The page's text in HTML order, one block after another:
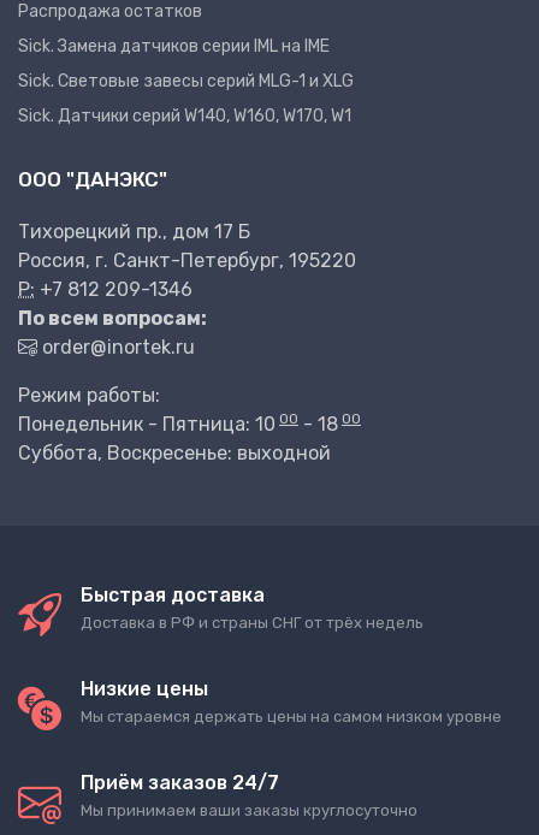
Распродажа остатков
Sick. Замена датчиков серии IML на IME
Sick. Световые завесы серий MLG-1 и XLG
Sick. Датчики серий W140, W160, W170, W1
ООО "ДАНЭКС"
Тихорецкий пр., дом 17 Б
Россия, г. Санкт-Петербург, 195220
P: +7 812 209-1346
По всем вопросам:
order@inortek.ru
Режим работы:
Понедельник - Пятница: 10 00 - 18 00
Суббота, Воскресенье: выходной
Быстрая доставка
Доставка в РФ и страны СНГ от трёх недель
Низкие цены
Мы стараемся держать цены на самом низком уровне
Приём заказов 24/7
Мы принимаем ваши заказы круглосуточно